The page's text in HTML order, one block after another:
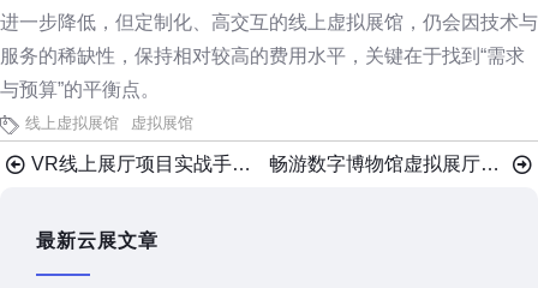
进一步降低，但定制化、高交互的线上虚拟展馆，仍会因技术与
服务的稀缺性，保持相对较高的费用水平，关键在于找到“需求
与预算”的平衡点。
线上虚拟展馆 虚拟展馆
VR线上展厅项目实战手册：从框架搭建到成功上线 畅游数字博物馆虚拟展厅，VR设备是必需的吗？
最新云展文章